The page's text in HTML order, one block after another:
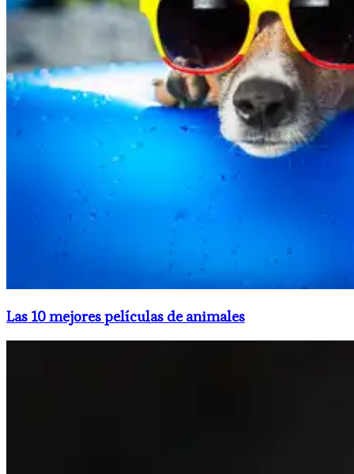
Las 10 mejores películas de animales